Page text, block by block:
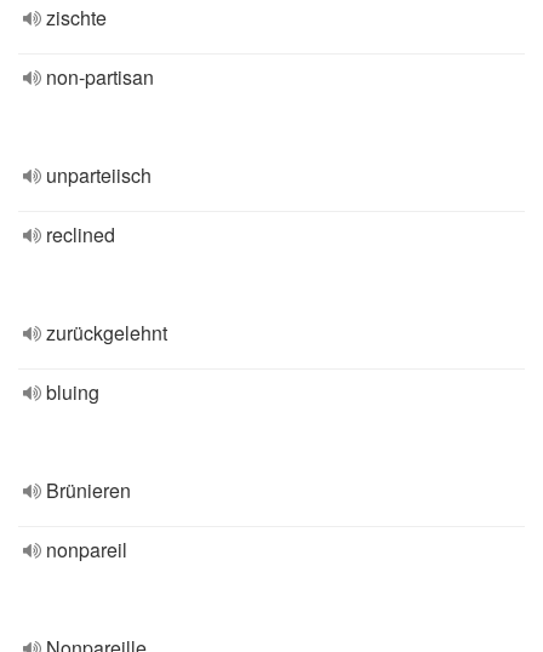
zischte
non-partisan
unparteiisch
reclined
zurückgelehnt
bluing
Brünieren
nonpareil